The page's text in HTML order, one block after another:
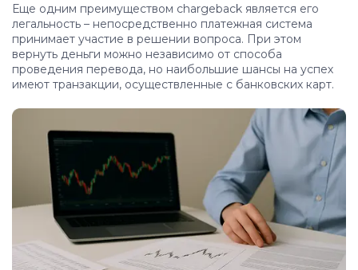
Еще одним преимуществом chargeback является его
легальность – непосредственно платежная система
принимает участие в решении вопроса. При этом
вернуть деньги можно независимо от способа
проведения перевода, но наибольшие шансы на успех
имеют транзакции, осуществленные с банковских карт.